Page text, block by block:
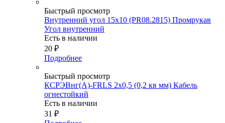
Быстрый просмотр
Внутренний угол 15х10 (PR08.2815) Промрукав
Угол внутренний
Есть в наличии
20 ₽
Подробнее
Быстрый просмотр
КСРЭВнг(А)-FRLS 2х0,5 (0,2 кв мм) Кабель
огнестойкий
Есть в наличии
31 ₽